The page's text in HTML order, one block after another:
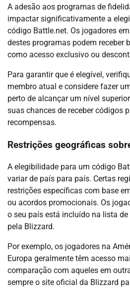
A adesão aos programas de
impactar significativamente a
código Battle.net. Os jogadores
destes programas podem receber
como acesso exclusivo ou
Para garantir que é elegível,
membro atual e considere fazer
perto de alcançar um nível
suas chances de receber códigos
recompensas.
Restrições geográficas
A elegibilidade para um código
variar de país para país. Certas
restrições específicas com base
ou acordos promocionais. Os
o seu país está incluído na lista
pela Blizzard.
Por exemplo, os jogadores na
Europa geralmente têm acesso
comparação com aqueles em
sempre o site oficial da Blizzard